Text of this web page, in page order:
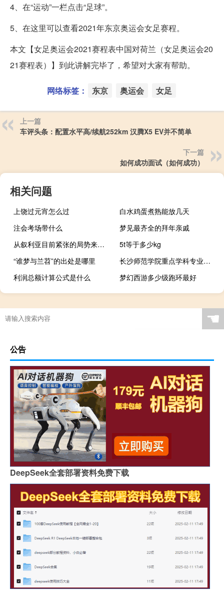
4、在“运动”一栏点击“足球”。
5、在这里可以查看2021年东京奥运会女足赛程。
本文【女足奥运会2021赛程表中国对荷兰（女足奥运会20
21赛程表）】到此讲解完毕了，希望对大家有帮助。
网络标签： 东京 奥运会 女足
上一篇
车评头条：配置水平高/续航252km 汉腾X5 EV并不简单
下一篇
如何成功面试（如何成功）
相关问题
上饶过元宵怎么过
白水鸡蛋煮熟能放几天
注会考场带什么
梦见最齐全的拜年亲戚
从叙利亚目前紧张的局势来看（叙利亚问题起因与当今局势）
5t等于多少kg
“谁梦与兰苕”的出处是哪里
长沙师范学院重点学科专业有哪些
利润总额计算公式是什么
梦幻西游多少级跑环最好
☚
公告
DeepSeek全套部署资料免费下载